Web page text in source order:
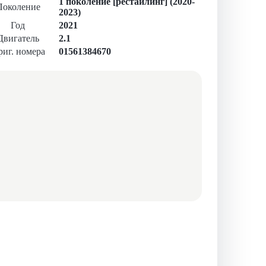
2023)
Год
2021
2.1
номера
01561384670